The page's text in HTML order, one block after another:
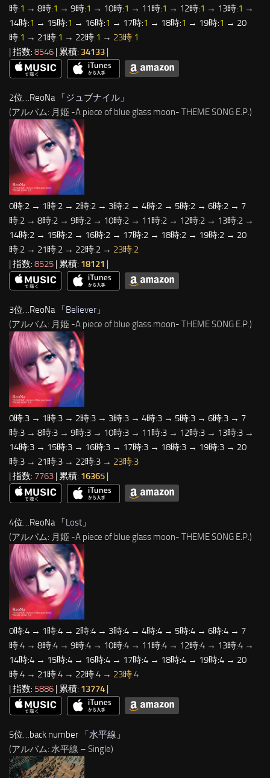
時:1 → 8時:1 → 9時:1 → 10時:1 → 11時:1 → 12時:1 → 13時:1 →
14時:1 → 15時:1 → 16時:1 → 17時:1 → 18時:1 → 19時:1 → 20
時:1 → 21時:1 → 22時:1 → 23時:1
| 指数: 8546 | 累積: 34133 |
2位…ReoNa 「ジュブナイル 」
(アルバム: 月姫 -A piece of blue glass moon- THEME SONG E.P.)
0時:2 → 1時:2 → 2時:2 → 3時:2 → 4時:2 → 5時:2 → 6時:2 → 7
時:2 → 8時:2 → 9時:2 → 10時:2 → 11時:2 → 12時:2 → 13時:2 →
14時:2 → 15時:2 → 16時:2 → 17時:2 → 18時:2 → 19時:2 → 20
時:2 → 21時:2 → 22時:2 → 23時:2
| 指数: 8525 | 累積: 18121 |
3位…ReoNa 「 Believer 」
(アルバム: 月姫 -A piece of blue glass moon- THEME SONG E.P.)
0時:3 → 1時:3 → 2時:3 → 3時:3 → 4時:3 → 5時:3 → 6時:3 → 7
時:3 → 8時:3 → 9時:3 → 10時:3 → 11時:3 → 12時:3 → 13時:3 →
14時:3 → 15時:3 → 16時:3 → 17時:3 → 18時:3 → 19時:3 → 20
時:3 → 21時:3 → 22時:3 → 23時:3
| 指数: 7763 | 累積: 16365
4位…ReoNa 「Lost 」
(アルバム: 月姫 -A piece of blue glass moon- THEME SONG E.P.)
0時:4 → 1時:4 → 2時:4 → 3時:4 → 4時:4 → 5時:4 → 6時:4 → 7
時:4 → 8時:4 → 9時:4 → 10時:4 → 11時:4 → 12時:4 → 13時:4 →
14時:4 → 15時:4 → 16時:4 → 17時:4 → 18時:4 → 19時:4 → 20
時:4 → 21時:4 → 22時:4 → 23時:4
| 指数: 5886 | 累積: 13774 |
5位…back number 「水平線 」
(アルバム: 水平線 – Single)